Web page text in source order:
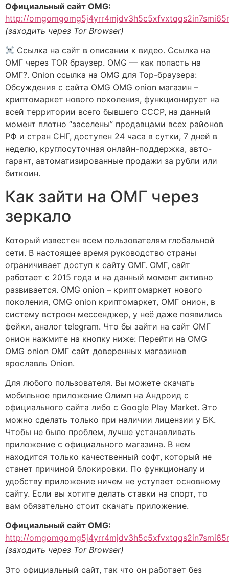
Официальный сайт OMG:
http://
(заходить через Tor Browser)
Ссылка на сайт в описании к видео. Ссылка на
ОМГ через TOR браузер. OMG — как попасть на
ОМГ?. Onion ссылка на OMG для Тор-браузера:
Обсуждения с сайта OMG OMG onion магазин –
криптомаркет нового поколения, функционирует на
всей территории всего бывшего СССР, на данный
момент плотно “заселены” продавцами всех районов
РФ и стран СНГ, доступен 24 часа в сутки, 7 дней в
неделю, круглосуточная онлайн-поддержка, авто-
гарант, автоматизированные продажи за рубли или
биткоин.
Как зайти на ОМГ через
зеркало
Который известен всем пользователям глобальной
сети. В настоящее время руководство страны
ограничивает доступ к сайту ОМГ. ОМГ, сайт
работает с 2015 года и на данный момент активно
развивается. OMG onion – криптомаркет нового
поколения, OMG onion криптомаркет, ОМГ онион, в
систему встроен мессенджер, у неё даже появились
фейки, аналог telegram. Что бы зайти на сайт ОМГ
онион нажмите на кнопку ниже: Перейти на OMG
OMG onion ОМГ сайт доверенных магазинов
ярославль Onion.
Для любого пользователя. Вы можете скачать
мобильное приложение Олимп на Андроид с
официального сайта либо с Google Play Market. Это
можно сделать только при наличии лицензии у БК.
Чтобы не было проблем, лучше устанавливать
приложение с официального магазина. В нем
находится только качественный софт, который не
станет причиной блокировки. По функционалу и
удобству приложение ничем не уступает основному
сайту. Если вы хотите делать ставки на спорт, то
вам обязательно стоит скачать приложение.
Официальный сайт OMG:
http://
(заходить через Tor Browser)
Это официальный сайт, так что он работает без